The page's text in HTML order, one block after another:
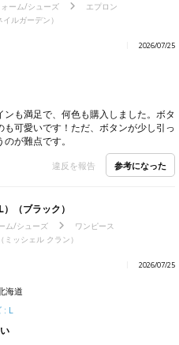
ーム/シューズ
エプロン
ルガーデン）
2026/07/25
も満足で、何色も購入しました。ボタ
も可愛いです！ただ、ボタンが少し引っ
が難点です。
違反を報告 参考になった
（ブラック）
ム/シューズ
ワンピース
ミッシェル クラン）
2026/07/25
海道
: L